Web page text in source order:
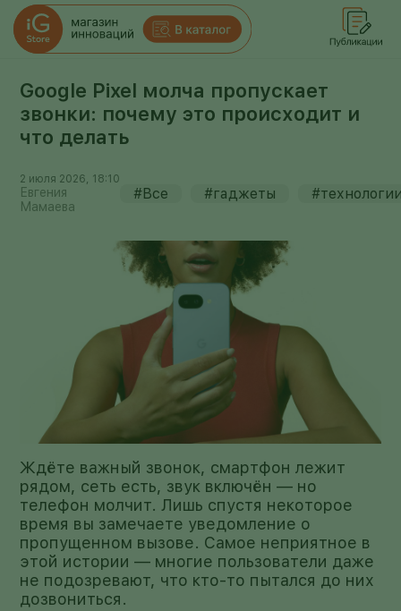
Google Pixel молча пропускает
звонки: почему это происходит и
что делать
2 июля 2026, 18:10
Евгения
Мамаева
#Все #гаджеты
Ждёте важный звонок, смартфон лежит
рядом, сеть есть, звук включён — но
телефон молчит. Лишь спустя некоторое
время вы замечаете уведомление о
пропущенном вызове. Самое неприятное в
этой истории — многие пользователи даже
не подозревают, что кто-то пытался до них
дозвониться.